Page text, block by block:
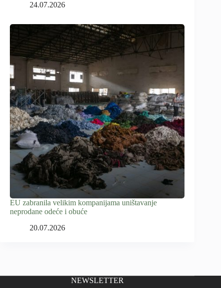
24.07.2026
EU zabranila velikim kompanijama uništavanje
neprodane odeće i obuće
20.07.2026
NEWSLETTER